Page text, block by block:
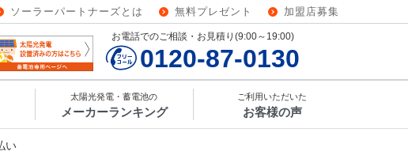
ソーラーパートナーズとは 無料プレゼント 加盟店募集
お電話でのご相談・お見積り(9:00～19:00)
0120-87-0130
太陽光発電・蓄電池の
メーカーランキング
ご利用いただいた
お客様の声
い